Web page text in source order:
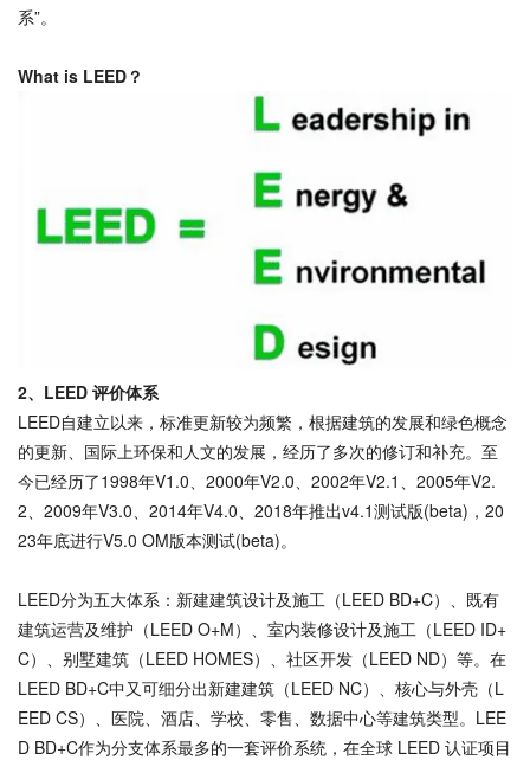
系”。
What is LEED？
2、LEED 评价体系
LEED自建立以来，标准更新较为频繁，根据建筑的发展和绿色概念
的更新、国际上环保和人文的发展，经历了多次的修订和补充。至
今已经历了1998年V1.0、2000年V2.0、2002年V2.1、2005年V2.
2、2009年V3.0、2014年V4.0、2018年推出v4.1测试版(beta)，20
23年底进行V5.0 OM版本测试(beta)。
LEED分为五大体系：新建建筑设计及施工（LEED BD+C）、既有
建筑运营及维护（LEED O+M）、室内装修设计及施工（LEED ID+
C）、别墅建筑（LEED HOMES）、社区开发（LEED ND）等。在
LEED BD+C中又可细分出新建建筑（LEED NC）、核心与外壳（L
EED CS）、医院、酒店、学校、零售、数据中心等建筑类型。LEE
D BD+C作为分支体系最多的一套评价系统，在全球 LEED 认证项目